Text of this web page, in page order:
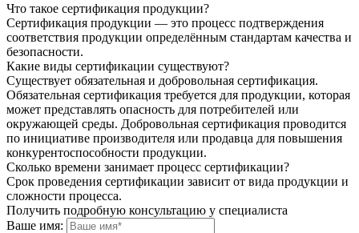
Что такое сертификация продукции?
Сертификация продукции — это процесс подтверждения
соответствия продукции определённым стандартам качества и
безопасности.
Какие виды сертификации существуют?
Существует обязательная и добровольная сертификация.
Обязательная сертификация требуется для продукции, которая
может представлять опасность для потребителей или
окружающей среды. Добровольная сертификация проводится
по инициативе производителя или продавца для повышения
конкурентоспособности продукции.
Сколько времени занимает процесс сертификации?
Срок проведения сертификации зависит от вида продукции и
сложности процесса.
Получить подробную консультацию у специалиста
Ваше имя: